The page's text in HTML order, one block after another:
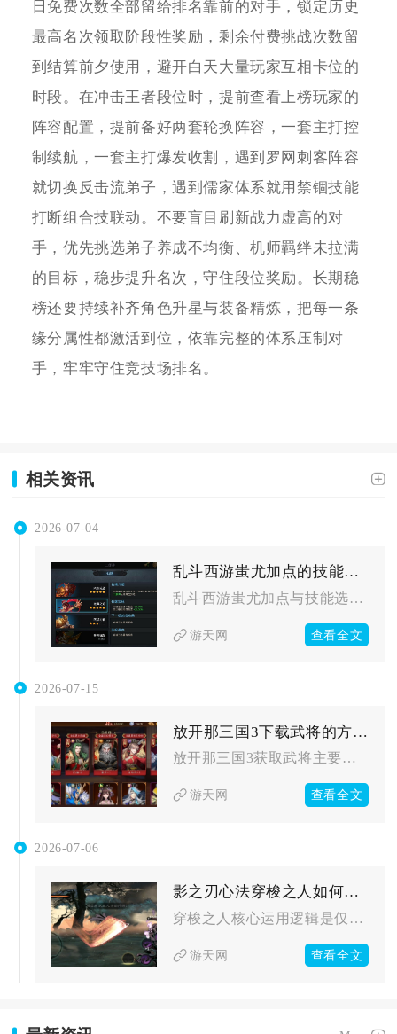
日免费次数全部留给排名靠前的对手，锁定历史
最高名次领取阶段性奖励，剩余付费挑战次数留
到结算前夕使用，避开白天大量玩家互相卡位的
时段。在冲击王者段位时，提前查看上榜玩家的
阵容配置，提前备好两套轮换阵容，一套主打控
制续航，一套主打爆发收割，遇到罗网刺客阵容
就切换反击流弟子，遇到儒家体系就用禁锢技能
打断组合技联动。不要盲目刷新战力虚高的对
手，优先挑选弟子养成不均衡、机师羁绊未拉满
的目标，稳步提升名次，守住段位奖励。长期稳
榜还要持续补齐角色升星与装备精炼，把每一条
缘分属性都激活到位，依靠完整的体系压制对
手，牢牢守住竞技场排名。
相关资讯
2026-07-04
乱斗西游蚩尤加点的技能选择有哪些要求
乱斗西游蚩尤加点与技能选择，核心要求是优先强化普攻联动与大招...
游天网 查看全文
2026-07-15
放开那三国3下载武将的方法有哪些
放开那三国3获取武将主要分为招募抽卡、碎片商店兑换、副本与日...
游天网 查看全文
2026-07-06
影之刃心法穿梭之人如何运用
穿梭之人核心运用逻辑是仅对未完成升华的黄色四火稀有橙色心法吞...
游天网 查看全文